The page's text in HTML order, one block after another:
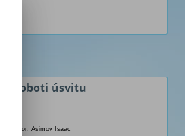
Roboti úsvitu
Autor: Asimov Isaac